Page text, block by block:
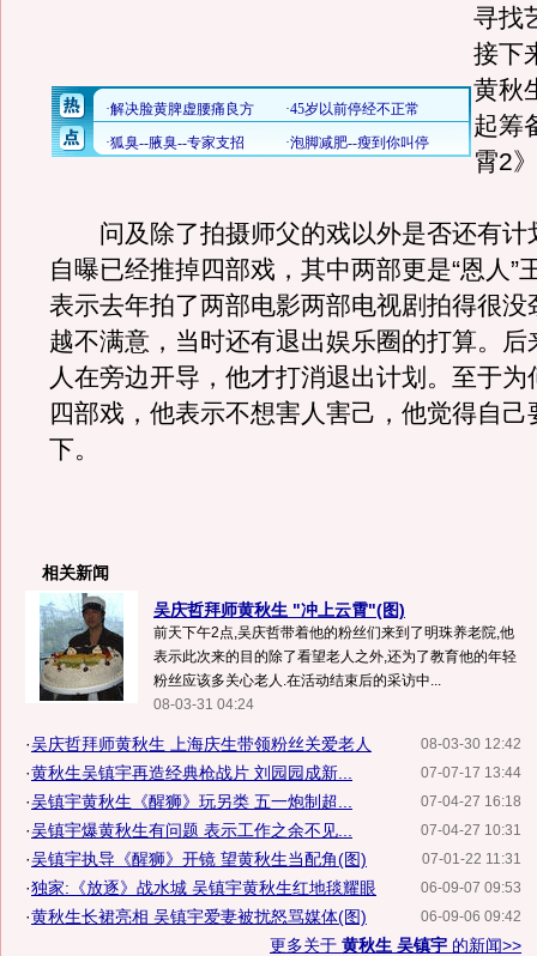
寻找
接下
黄秋
起筹
霄2
问及除了拍摄师父的戏以外是否还有计
自曝已经推掉四部戏，其中两部更是“恩人”
表示去年拍了两部电影两部电视剧拍得很没
越不满意，当时还有退出娱乐圈的打算。后
人在旁边开导，他才打消退出计划。至于为
四部戏，他表示不想害人害己，他觉得自己
下。
相关新闻
吴庆哲拜师黄秋生 "冲上云霄"(图)
前天下午2点,吴庆哲带着他的粉丝们来到了明珠养老院,他
表示此次来的目的除了看望老人之外,还为了教育他的年轻
粉丝应该多关心老人.在活动结束后的采访中...
08-03-31 04:24
08-03-30 12:42
·吴庆哲拜师黄秋生 上海庆生带领粉丝关爱老人
07-07-17 13:44
·黄秋生吴镇宇再造经典枪战片 刘园园成新...
07-04-27 16:18
·吴镇宇黄秋生《醒狮》玩另类 五一炮制超...
07-04-27 10:31
·吴镇宇爆黄秋生有问题 表示工作之余不见...
07-01-22 11:31
·吴镇宇执导《醒狮》开镜 望黄秋生当配角(图)
06-09-07 09:53
·独家:《放逐》战水城 吴镇宇黄秋生红地毯耀眼
06-09-06 09:42
·黄秋生长裙亮相 吴镇宇爱妻被扰怒骂媒体(图)
更多关于 黄秋生 吴镇宇 的新闻>>